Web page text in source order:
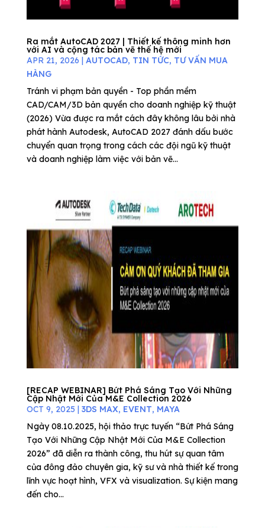
Ra mắt AutoCAD 2027 | Thiết kế thông minh hơn
với AI và cộng tác bản vẽ thế hệ mới
APR 21, 2026 | AUTOCAD, TIN TỨC, TƯ VẤN MUA
HÀNG
Tránh vi phạm bản quyền - Top phần mềm
CAD/CAM/3D bản quyền cho doanh nghiệp kỹ thuật
(2026) Vừa được ra mắt cách đây không lâu bởi nhà
phát hành Autodesk, AutoCAD 2027 đánh dấu bước
chuyển quan trọng trong cách các đội ngũ kỹ thuật
và doanh nghiệp làm việc với bản vẽ...
[RECAP WEBINAR] Bứt Phá Sáng Tạo Với Những
Cập Nhật Mới Của M&E Collection 2026
OCT 9, 2025 | 3DS MAX, EVENT, MAYA
Ngày 08.10.2025, hội thảo trực tuyến “Bứt Phá Sáng
Tạo Với Những Cập Nhật Mới Của M&E Collection
2026” đã diễn ra thành công, thu hút sự quan tâm
của đông đảo chuyên gia, kỹ sư và nhà thiết kế trong
lĩnh vực hoạt hình, VFX và visualization. Sự kiện mang
đến cho...